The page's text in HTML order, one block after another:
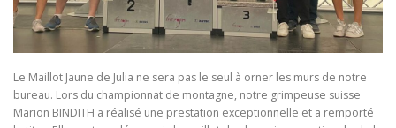
Le Maillot Jaune de Julia ne sera pas le seul à orner les murs de notre
bureau. Lors du championnat de montagne, notre grimpeuse suisse
Marion BINDITH a réalisé une prestation exceptionnelle et a remporté